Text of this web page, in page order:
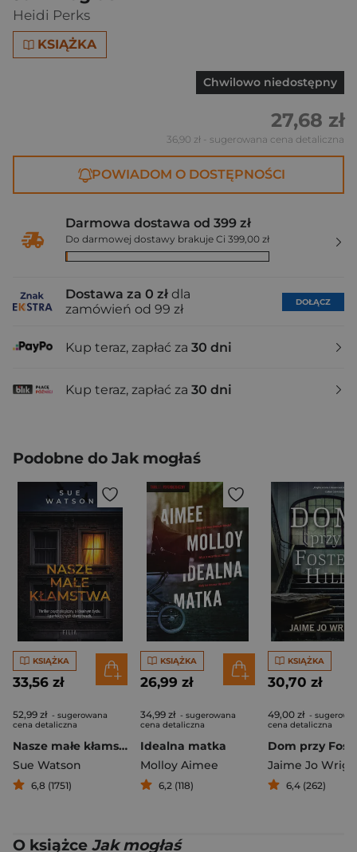
Heidi Perks
KSIĄŻKA
Chwilowo niedostępny
27,68 zł
36,90 zł - sugerowana cena detaliczna
POWIADOM O DOSTĘPNOŚCI
Darmowa dostawa od 399 zł
Do darmowej dostawy brakuje Ci 399,00 zł
Dostawa za 0 zł dla
zamówień od 99 zł
DOŁĄCZ
Kup teraz, zapłać za 30 dni
Kup teraz, zapłać za 30 dni
Podobne do Jak mogłaś
KSIĄŻKA
33,56 zł
52,99 zł - sugerowana
cena detaliczna
Nasze małe kłamstwa
Sue Watson
6,8 (1751)
KSIĄŻKA
26,99 zł
34,99 zł - sugerowana
cena detaliczna
Idealna matka
Molloy Aimee
6,2 (118)
KSIĄŻKA
30,70 zł
49,00 zł -
cena detaliczna
Jaime Jo
6,4 (262)
O książce Jak mogłaś